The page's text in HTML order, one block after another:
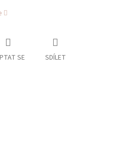
SE SDÍLET